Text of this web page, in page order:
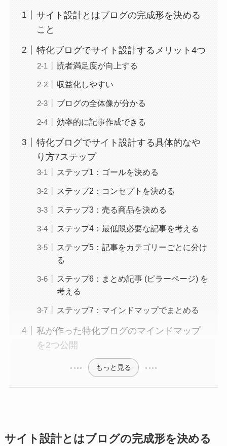
サイト設計とはブログの完成形を決める
こと
特化ブログでサイト設計するメリット4つ
読者満足度が向上する
収益化しやすい
ブログの全体像が分かる
効率的に記事作成できる
特化ブログでサイト設計する具体的なや
り方7ステップ
ステップ1：ゴールを決める
ステップ2：コンセプトを決める
ステップ3：売る商品を決める
ステップ4：最低限必要な記事を考える
ステップ5：記事をカテゴリーごとに分け
る
ステップ6：まとめ記事 (ピラーページ) を
考える
ステップ7：マインドマップでまとめる
私が作った特化ブログのマインドマップ
を2つ公開
もっと見る
サイト設計とはブログの完成形を決める